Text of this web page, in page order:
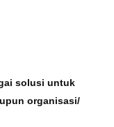
solusi untuk
organisasi/